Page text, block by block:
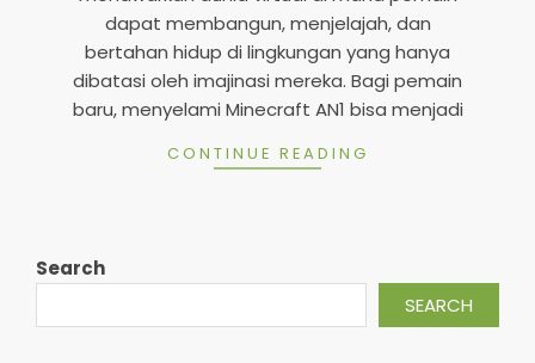
0
dapat membangun, menjelajah, dan
bertahan hidup di lingkungan yang hanya
dibatasi oleh imajinasi mereka. Bagi pemain
baru, menyelami Minecraft AN1 bisa menjadi
CONTINUE READING
Search
SEARCH